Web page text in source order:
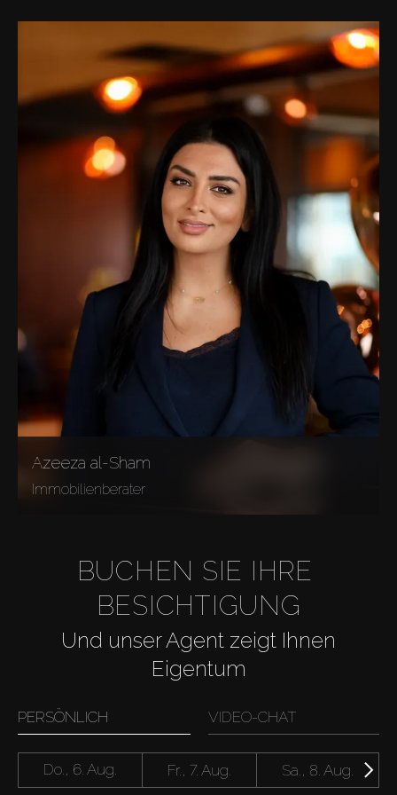
Azeeza al-Sham
Immobilienberater
BUCHEN SIE IHRE
BESICHTIGUNG
Und unser Agent zeigt Ihnen
Eigentum
PERSÖNLICH VIDEO-CHAT
Do., 6. Aug. Fr., 7. Aug. Sa., 8. Aug.